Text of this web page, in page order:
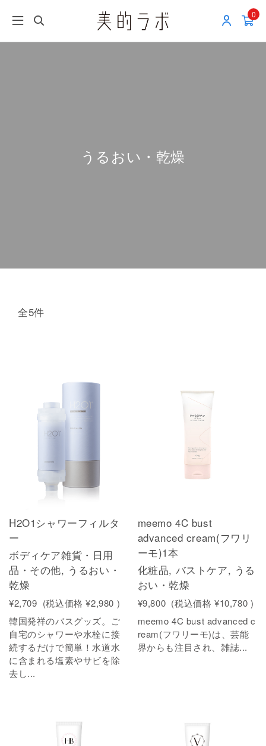
0
うるおい・乾燥
全5件
H2O1シャワーフィルタ
ー
ボディケア雑貨・日用
品・その他, うるおい・
乾燥
¥2,709 (税込価格 ¥2,980 )
韓国発祥のバスグッズ。ご
自宅のシャワーや水栓に接
続するだけで簡単！水道水
に含まれる塩素やサビを除
去し...
meemo 4C bust
advanced cream(フワリ
ーモ)1本
化粧品, バストケア, うる
おい・乾燥
¥9,800 (税込価格 ¥10,780 )
meemo 4C bust advanced c
ream(フワリーモ)は、芸能
界からも注目され、雑誌...